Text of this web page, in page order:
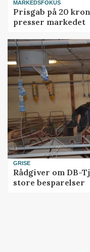
MARKEDSFOKUS
Prisgab på 20
presser markedet
GRISE
Rådgiver om DB-
store besparelser